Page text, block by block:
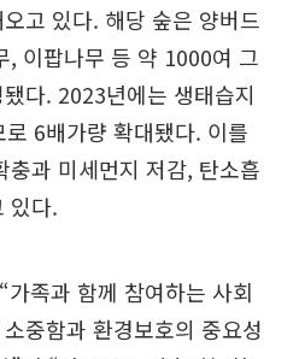
고 있다. 해당 숲은 양버드
, 이팝나무 등 약 1000여 그
다. 2023년에는 생태습지
6배가량 확대됐다. 이를
충과 미세먼지 저감, 탄소흡
있다.
족과 함께 참여하는 사회
중함과 환경보호의 중요성